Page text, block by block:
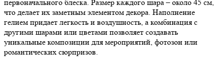
первоначального блеска. Размер каждого шара – около 45 см,
что делает их заметным элементом декора. Наполнение
гелием придает легкость и воздушность, а комбинация с
другими шарами или цветами позволяет создавать
уникальные композиции для мероприятий, фотозон или
романтических сюрпризов.